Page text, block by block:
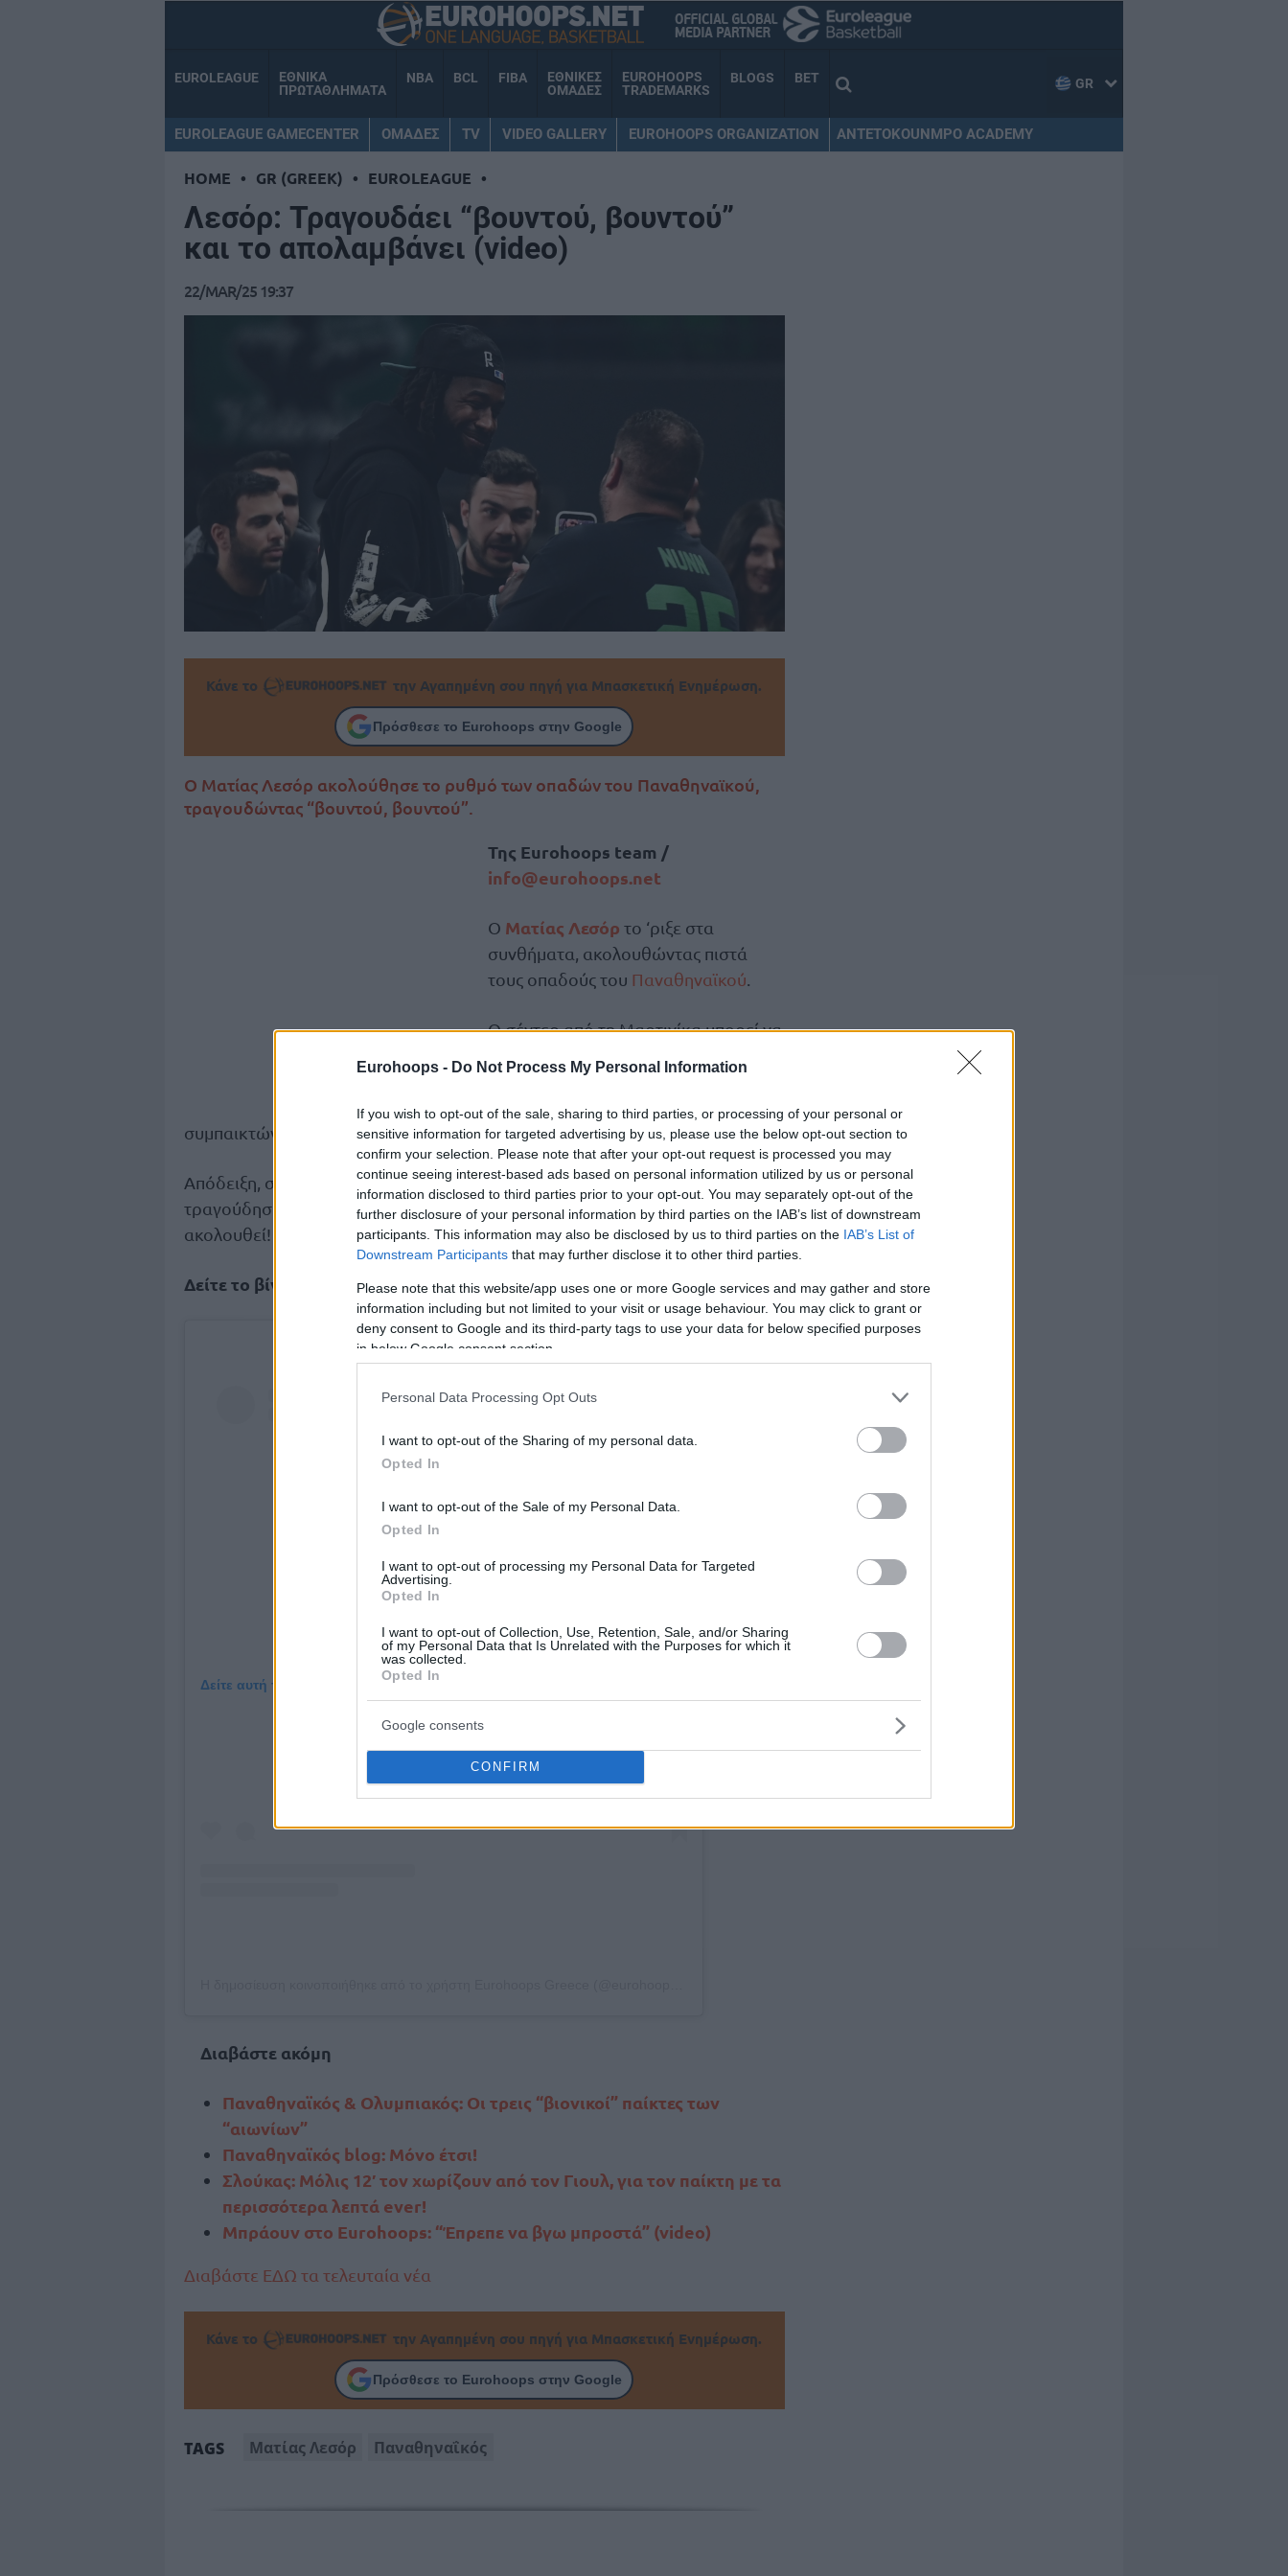
Eurohoops - Do Not Process My Personal Information
If you wish to opt-out of the sale, sharing to third parties, or processing of your personal or
sensitive information for targeted advertising by us, please use the below opt-out section to
confirm your selection. Please note that after your opt-out request is processed you may
continue seeing interest-based ads based on personal information utilized by us or personal
information disclosed to third parties prior to your opt-out. You may separately opt-out of the
further disclosure of your personal information by third parties on the IAB’s list of downstream
participants. This information may also be disclosed by us to third parties on the IAB’s List of
Downstream Participants that may further disclose it to other third parties.
Please note that this website/app uses one or more Google services and may gather and store
information including but not limited to your visit or usage behaviour. You may click to grant or
deny consent to Google and its third-party tags to use your data for below specified purposes
in below Google consent section.
Personal Data Processing Opt Outs
I want to opt-out of the Sharing of my personal data.
Opted In
I want to opt-out of the Sale of my Personal Data.
Opted In
I want to opt-out of processing my Personal Data for Targeted
Advertising.
Opted In
I want to opt-out of Collection, Use, Retention, Sale, and/or Sharing
of my Personal Data that Is Unrelated with the Purposes for which it
was collected.
Opted In
Google consents
CONFIRM
EUROLEAGUE
ΕΘΝΙΚΑ
ΠΡΩΤΑΘΛΗΜΑΤΑ
NBA BCL FIBA
ΕΘΝΙΚΕΣ
ΟΜΑΔΕΣ
EUROHOOPS
TRADEMARKS
BLOGS BET GR
EUROLEAGUE GAMECENTER ΟΜΑΔΕΣ TV VIDEO GALLERY EUROHOOPS ORGANIZATION ANTETOKOUNMPO ACADEMY
HOME • GR (GREEK) • EUROLEAGUE •
Λεσόρ: Τραγουδάει “βουντού, βουντού”
και το απολαμβάνει (video)
22/MAR/25 19:37
Κάνε το την Αγαπημένη σου πηγή για Μπασκετική Ενημέρωση.
Πρόσθεσε το Eurohoops στην Google
Ο Ματίας Λεσόρ ακολούθησε το ρυθμό των οπαδών του Παναθηναϊκού,
τραγουδώντας “βουντού, βουντού”.
Της Eurohoops team /
info@eurohoops.net
Ο Ματίας Λεσόρ το ‘ριξε στα
συνθήματα, ακολουθώντας πιστά
τους οπαδούς του Παναθηναϊκού
Ο σέντερ από τη Μαρτινίκα μπορεί να
παρκέ και να βοηθήσει την ομάδα
του, όμως είναι δίπλα στο πλευρό των
συμπαικτών του, αλλά και του… ΟΑΚΑ.
Απόδειξη, στο πρόσφατο ματς με τηνΆλμπα, όταν η πράσινη εξέδρα
τραγούδησε το γνωστό σύνθημα ‘’Βουντού, βουντού’’, με τονΛεσόρνα…
ακολουθεί!
Δείτε το βίντεο
Δείτε αυτή τη δημοσίευση στο Instagram.
Διαβάστε ακόμη
Παναθηναϊκός & Ολυμπιακός: Οι τρεις “βιονικοί” παίκτες των
“αιωνίων”
Παναθηναϊκός blog: Μόνο έτσι!
Σλούκας: Μόλις 12′ τον χωρίζουν από τον Γιουλ, για τον παίκτη με τα
περισσότερα λεπτά ever!
Μπράουν στο Eurohoops: “Έπρεπε να βγω μπροστά” (video)
Διαβάστε ΕΔΩ τα τελευταία νέα
Κάνε το την Αγαπημένη σου πηγή για Μπασκετική Ενημέρωση.
Πρόσθεσε το Eurohoops στην Google
TAGS Ματίας Λεσόρ Παναθηναΐκός